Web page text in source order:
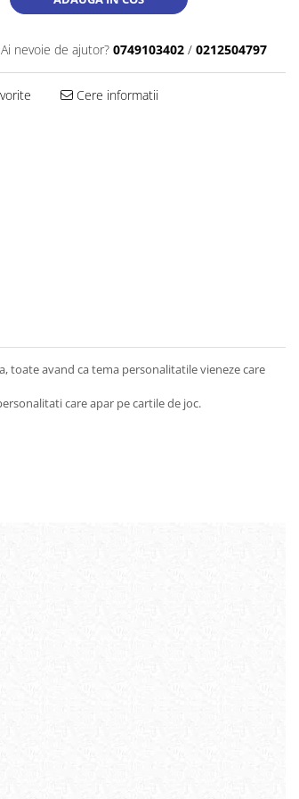
Ai nevoie de ajutor? 0749103402 / 0212504797
Cere informatii
toate avand ca tema personalitatile vieneze care
care apar pe cartile de joc.